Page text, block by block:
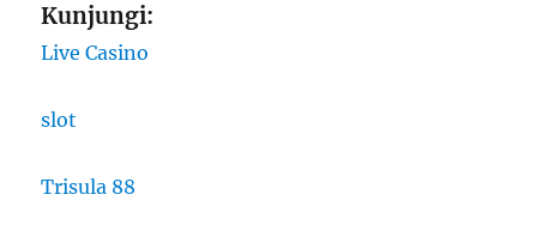
Kunjungi:
Live Casino
slot
Trisula 88